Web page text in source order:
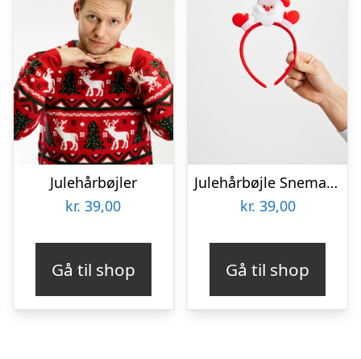
Julehårbøjler
kr. 39,00
Gå til shop
Julehårbøjle Snemand
kr. 39,00
Gå til shop